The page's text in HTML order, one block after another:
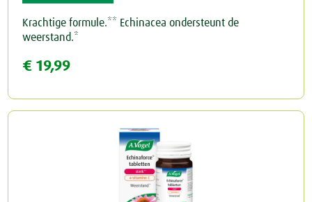
Krachtige formule.** Echinacea ondersteunt de
weerstand.*
€ 19,99